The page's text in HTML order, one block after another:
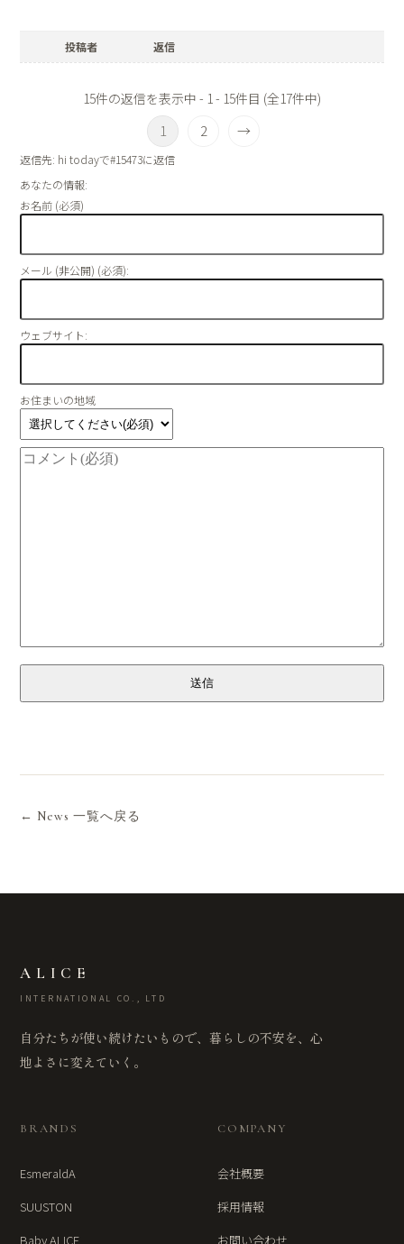
投稿者 返信
15件の返信を表示中 - 1 - 15件目 (全17件中)
1 2 →
返信先: hi todayで#15473に返信
あなたの情報:
お名前 (必須)
メール (非公開) (必須):
ウェブサイト:
お住まいの地域
送信
← News 一覧へ戻る
ALICE
INTERNATIONAL CO., LTD
自分たちが使い続けたいもので、暮らしの不安を、心
地よさに変えていく。
BRANDS
EsmeraldA
SUUSTON
Baby ALICE
COMPANY
会社概要
採用情報
お問い合わせ